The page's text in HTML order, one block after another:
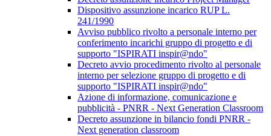
Dispositivo assunzione incarico RUP L.
241/1990
Avviso pubblico rivolto a personale interno per
conferimento incarichi gruppo di progetto e di
supporto "ISPIRATI inspir@ndo"
Decreto avvio procedimento rivolto al personale
interno per selezione gruppo di progetto e di
supporto "ISPIRATI inspir@ndo"
Azione di informazione, comunicazione e
pubblicità - PNRR - Next Generation Classroom
Decreto assunzione in bilancio fondi PNRR -
Next generation classroom